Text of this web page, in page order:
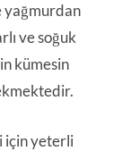
yağmurdan
ve soğuk
kümesin
için yeterli